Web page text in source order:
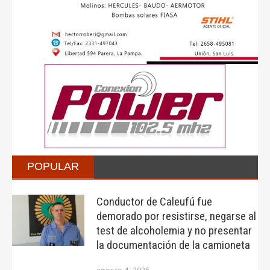
POPULAR
Conductor de Caleufú fue
demorado por resistirse, negarse al
test de alcoholemia y no presentar
la documentación de la camioneta